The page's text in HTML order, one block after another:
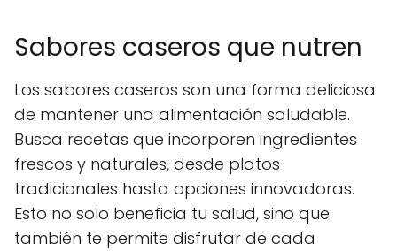
Sabores caseros que nutren
Los sabores caseros son una forma deliciosa
de mantener una alimentación saludable.
Busca recetas que incorporen ingredientes
frescos y naturales, desde platos
tradicionales hasta opciones innovadoras.
Esto no solo beneficia tu salud, sino que
también te permite disfrutar de cada